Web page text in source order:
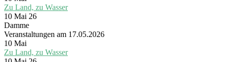
Zu Land, zu Wasser
10 Mai 26
Damme
Veranstaltungen am 17.05.2026
10 Mai
Zu Land, zu Wasser